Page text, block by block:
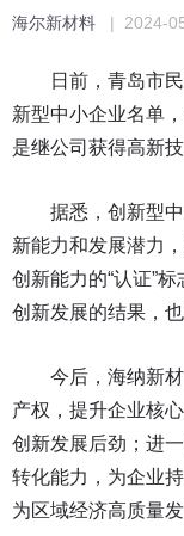
海尔新材料 | 2024-
日前，青岛市
新型中小企业名单
是继公司获得高新
据悉，创新型
新能力和发展潜力
创新能力的“认证”
创新发展的结果，
今后，海纳新
产权，提升企业核
创新发展后劲；进
转化能力，为企业
为区域经济高质量